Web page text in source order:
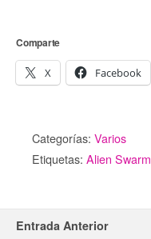
Comparte
X Facebook
Categorías: Varios
Etiquetas: Alien Swarm
Entrada Anterior